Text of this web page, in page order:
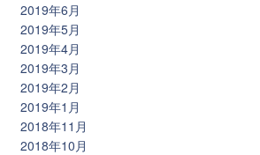
2019年6月
2019年5月
2019年4月
2019年3月
2019年2月
2019年1月
2018年11月
2018年10月